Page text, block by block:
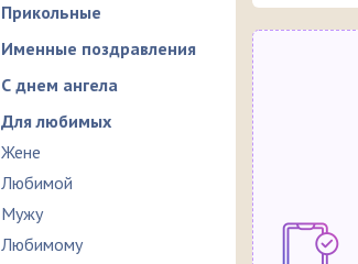
Прикольные
Именные поздравления
С днем ангела
Для любимых
Жене
Любимой
Мужу
Любимому